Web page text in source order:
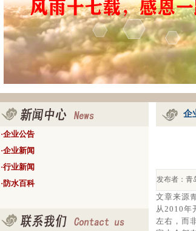
·企业公告
·企业新闻
·行业新闻
· 防水百科
企
发布者： 青
文章来源
从2010年
左右，而